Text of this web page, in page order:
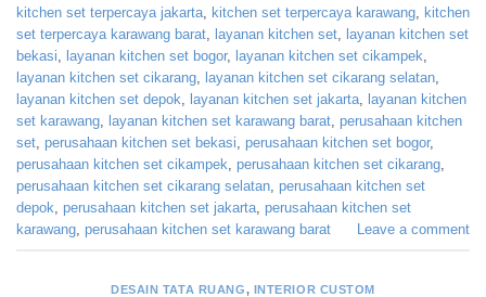
kitchen set terpercaya jakarta
kitchen set terpercaya karawang
kitchen
set terpercaya karawang barat
layanan kitchen set
layanan kitchen set
bekasi
layanan kitchen set bogor, layanan kitchen set cikampek
layanan kitchen set cikarang
layanan kitchen set cikarang selatan
layanan kitchen set depok
layanan kitchen set jakarta
layanan kitchen
set karawang
layanan kitchen set karawang barat perusahaan kitchen
set perusahaan kitchen set bekasi perusahaan kitchen set bogor,
perusahaan kitchen set cikampek perusahaan kitchen set cikarang
perusahaan kitchen set cikarang selatan perusahaan kitchen set
depok perusahaan kitchen set jakarta perusahaan kitchen set
karawang perusahaan kitchen set karawang barat Leave a comment
DESAIN TATA RUANG, INTERIOR CUSTOM